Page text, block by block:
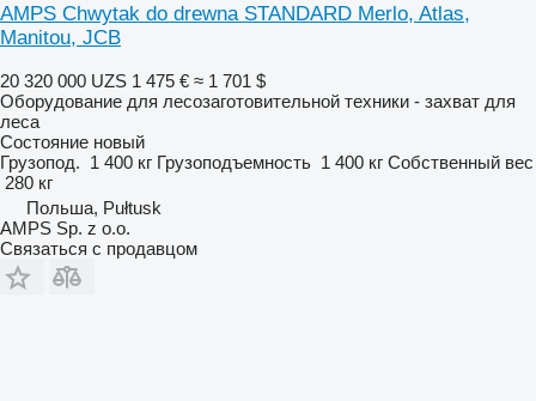
AMPS Chwytak do drewna STANDARD Merlo, Atlas,
Manitou, JCB
20 320 000 UZS 1 475 € ≈ 1 701 $
Оборудование для лесозаготовительной техники - захват для
леса
Состояние новый
Грузопод. 1 400 кг Грузоподъемность 1 400 кг Собственный вес
280 кг
Польша, Pułtusk
AMPS Sp. z o.o.
Связаться с продавцом